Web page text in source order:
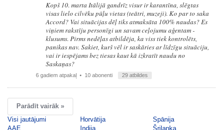
Kopš 10. marta Itālijā gandrīz visur ir karantīna, slēgtas
visas lielo cilvēku pūļu vietas (teātri, muzeji). Ko par to saka
Accord? Vai situācijas dēļ tiks atmaksāta 100% naudas? Es
viņiem rakstīju personīgi un savam ceļojumu aģentam -
klusums. Pirms nedēļas atbildēja, ka viss tiek kontrolēts,
panikas nav. Sakiet, kurš vēl ir saskāries ar līdzīgu situāciju,
vai ir iespējams bez tiesas kaut kā izkratīt naudu no
Saskaņas?
6 gadiem atpakaļ • 10 abonenti 29 atbildes
Parādīt vairāk »
Visi jautājumi
AAE
Horvātija
Indija
Spānija
Šrilanka